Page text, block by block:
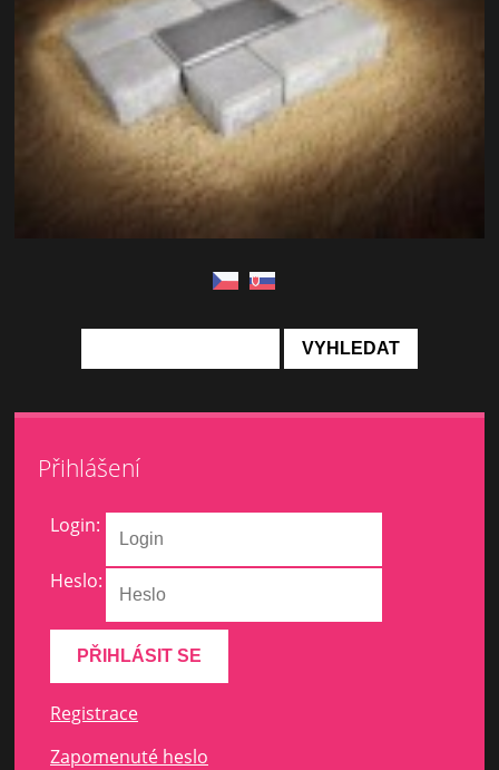
Přihlášení
Login:
Heslo:
Registrace
Zapomenuté heslo